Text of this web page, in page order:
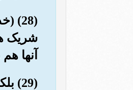
(28)
شریک
آنها